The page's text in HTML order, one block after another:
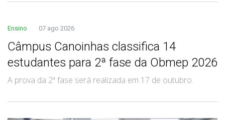
Ensino 07 ago 2026
Câmpus Canoinhas classifica 14
estudantes para 2ª fase da Obmep 2026
A prova da 2ª fase será realizada em 17 de outubro.